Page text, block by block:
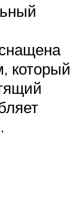
который